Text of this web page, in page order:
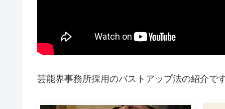
芸能界事務所採用のバストアップ法の紹介で